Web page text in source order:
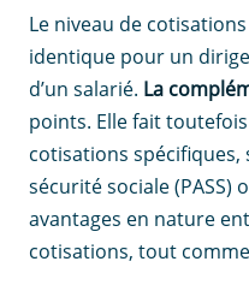
Le niveau de
identique pour un
d’un salarié. La
points. Elle fait
cotisations spécifiques,
sécurité sociale (PASS)
avantages en nature
cotisations, tout